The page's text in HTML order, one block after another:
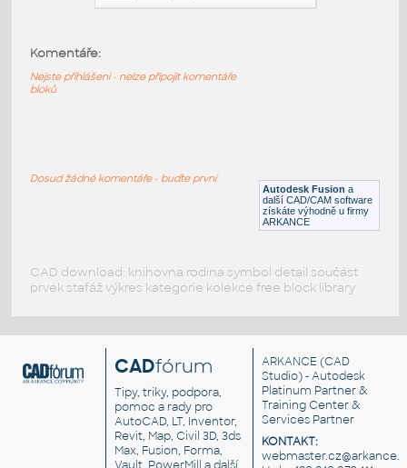
Ford Transit
Autodesk Fusion a
další CAD/CAM software
získáte výhodně u firmy
ARKANCE
Komentáře:
Nejste přihlášeni - nelze připojit komentáře
bloků
Dosud žádné komentáře - buďte první
CAD download: knihovna rodina symbol detail součást
prvek stafáž výkres kategorie kolekce free block library
CADfórum
Tipy, triky, podpora,
pomoc a rady pro
AutoCAD, LT, Inventor,
Revit, Map, Civil 3D, 3ds
Max, Fusion, Forma,
Vault, PowerMill a další
ARKANCE (CAD
Studio) - Autodesk
Platinum Partner &
Training Center &
Services Partner
KONTAKT: